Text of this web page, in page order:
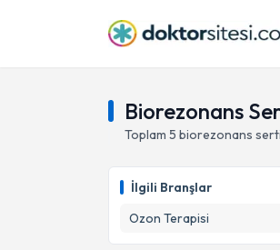
Biorezonans
Toplam 5 biorezonans
İlgili Branşlar
Ozon Terapisi